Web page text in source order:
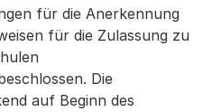
für die Anerkennung
für die Zulassung zu
Die
auf Beginn des